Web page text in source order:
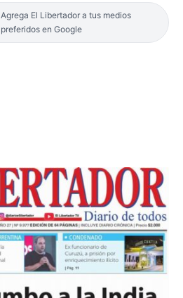
Agrega El Libertador a tus medios
preferidos en Google